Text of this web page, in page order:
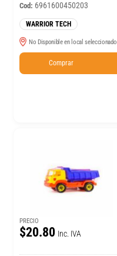
Cod: 6961600450203
WARRIOR TECH
No Disponible en local seleccionado
Comprar
PRECIO
$20.80 Inc. IVA